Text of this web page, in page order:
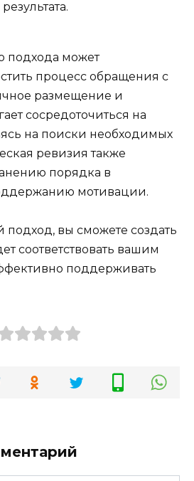
подхода может
процесс обращения с
размещение и
сосредоточиться на
на поиски необходимых
ревизия также
порядка в
мотивации.
вы сможете создать
соответствовать вашим
поддерживать